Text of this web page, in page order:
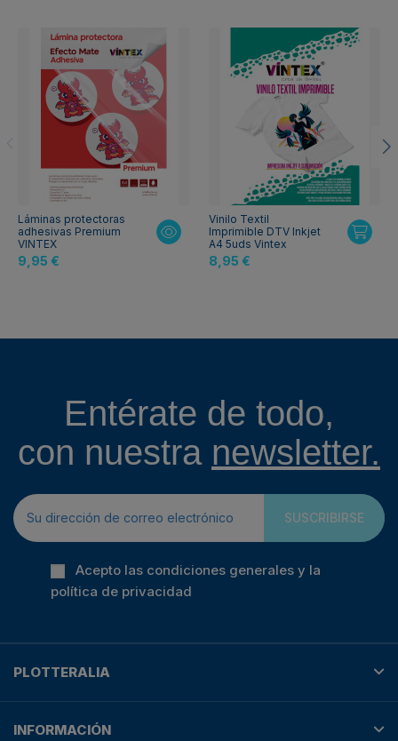
Láminas protectoras
adhesivas Premium
VINTEX
9,95 €
Vinilo Textil
Imprimible DTV Inkjet
A4 5uds Vintex
8,95 €
Entérate de todo,
con nuestra newsletter.
SUSCRIBIRSE
Acepto las condiciones generales y la
política de privacidad
PLOTTERALIA
INFORMACIÓN